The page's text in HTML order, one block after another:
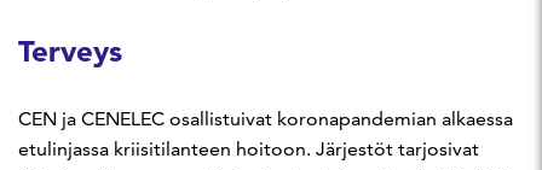
Terveys
CEN ja CENELEC osallistuivat koronapandemian alkaessa
etulinjassa kriisitilanteen hoitoon. Järjestöt tarjosivat